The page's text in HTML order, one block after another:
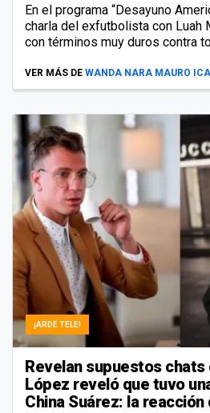
En el programa “Desayuno
charla del exfutbolista con Luah
con términos muy duros contra
VER MÁS DE WANDA NARA MAURO
¡ARDE TELE!
Revelan supuestos chats
López reveló que tuvo
China Suárez: la